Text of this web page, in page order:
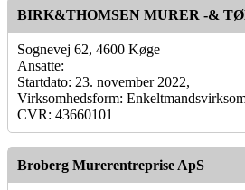
BIRK&THOMSEN MURER -&
Sognevej 62, 4600 Køge
Ansatte:
Startdato: 23. november 2022,
Virksomhedsform:
CVR: 43660101
Broberg Murerentreprise ApS